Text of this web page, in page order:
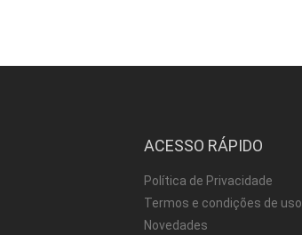
ACESSO RÁPIDO
Política de Privacidade
Termos e condições de uso
Novedades